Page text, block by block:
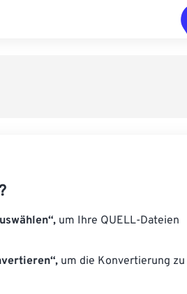
um Ihre QUELL-Dateien
um die Konvertierung zu